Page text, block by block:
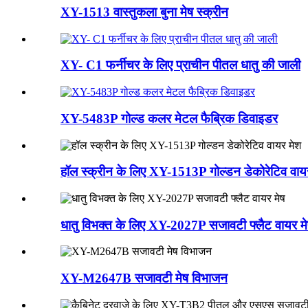
XY-1513 वास्तुकला बुना मेष स्क्रीन
XY- C1 फर्नीचर के लिए प्राचीन पीतल धातु की जाली
XY-5483P गोल्ड कलर मेटल फैब्रिक डिवाइडर
हॉल स्क्रीन के लिए XY-1513P गोल्डन डेकोरेटिव
धातु विभक्त के लिए XY-2027P सजावटी फ्लैट वायर
XY-M2647B सजावटी मेष विभाजन